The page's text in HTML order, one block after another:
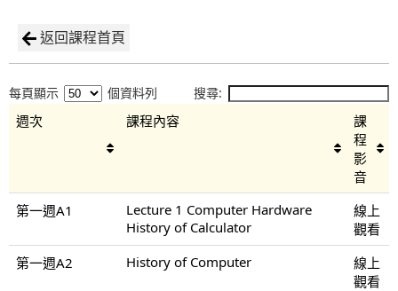
返回課程首頁
每頁顯示 個資料列 搜尋:
週次 課程內容
課
程
影
音
第一週A1
Lecture 1 Computer Hardware
History of Calculator
線上
觀看
第一週A2
History of Computer
線上
觀看